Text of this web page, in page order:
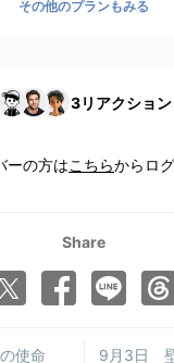
その他のプランもみる
3リアクション
ーの方はこちらからロ
Share
使命 9月3日